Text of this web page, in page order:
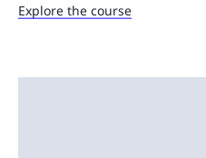
Explore the course